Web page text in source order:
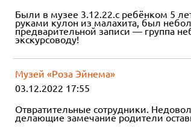
Были в музее 3.12.22.с ребёнком 5
руками кулон из малахита, был
предварительной записи — группа
экскурсоводу!
Музей «Роза Эйнема»
03.12.2022 17:55
Отвратительные сотрудники.
делающие замечание родители